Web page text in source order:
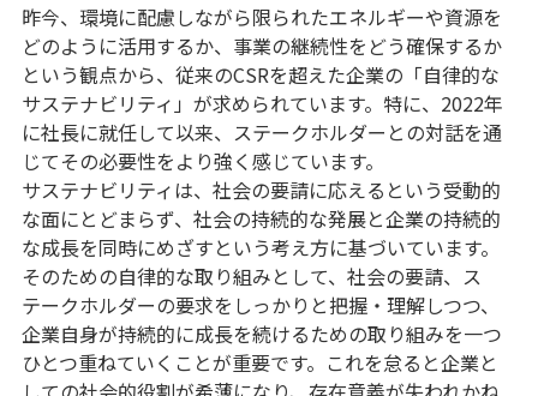
昨今、環境に配慮しながら限られたエネルギーや資源を
どのように活用するか、事業の継続性をどう確保するか
という観点から、従来のCSRを超えた企業の「自律的な
サステナビリティ」が求められています。特に、2022年
に社長に就任して以来、ステークホルダーとの対話を通
じてその必要性をより強く感じています。
サステナビリティは、社会の要請に応えるという受動的
な面にとどまらず、社会の持続的な発展と企業の持続的
な成長を同時にめざすという考え方に基づいています。
そのための自律的な取り組みとして、社会の要請、ス
テークホルダーの要求をしっかりと把握・理解しつつ、
企業自身が持続的に成長を続けるための取り組みを一つ
ひとつ重ねていくことが重要です。これを怠ると企業と